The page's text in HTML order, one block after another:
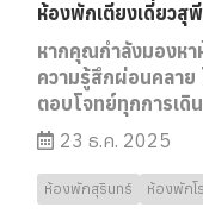
ห้องพักเตียงเดี่ยวสุ
หากคุณกำลังมองหา
ความรู้สึกผ่อนคลาย
ตอบโจทย์ทุกการเ
23 ธ.ค. 2025
ห้องพักสุรินทร์ ห้องพักโ